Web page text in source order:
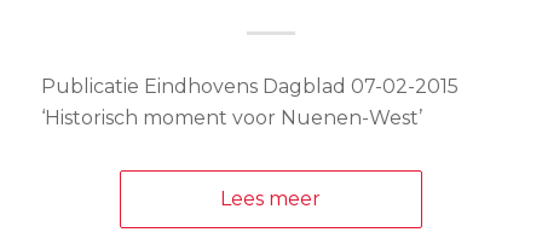
Publicatie Eindhovens Dagblad 07-02-2015
‘Historisch moment voor Nuenen-West’
Lees meer